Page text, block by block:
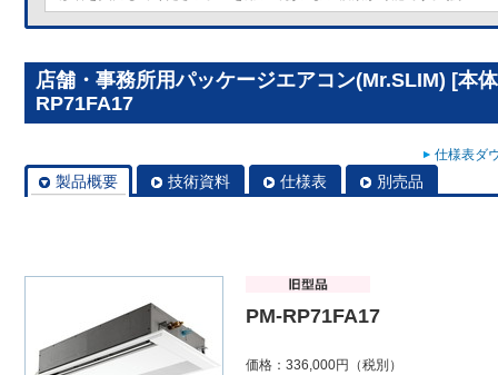
店舗・事務所用パッケージエアコン(Mr.SLIM) [本
RP71FA17
仕様表ダ
製品概要 技術資料 仕様表 別売品
PM-RP71FA17
価格：336,000円（税別）